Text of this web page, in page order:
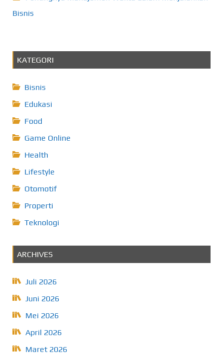
Bisnis
KATEGORI
Bisnis
Edukasi
Food
Game Online
Health
Lifestyle
Otomotif
Properti
Teknologi
ARCHIVES
Juli 2026
Juni 2026
Mei 2026
April 2026
Maret 2026